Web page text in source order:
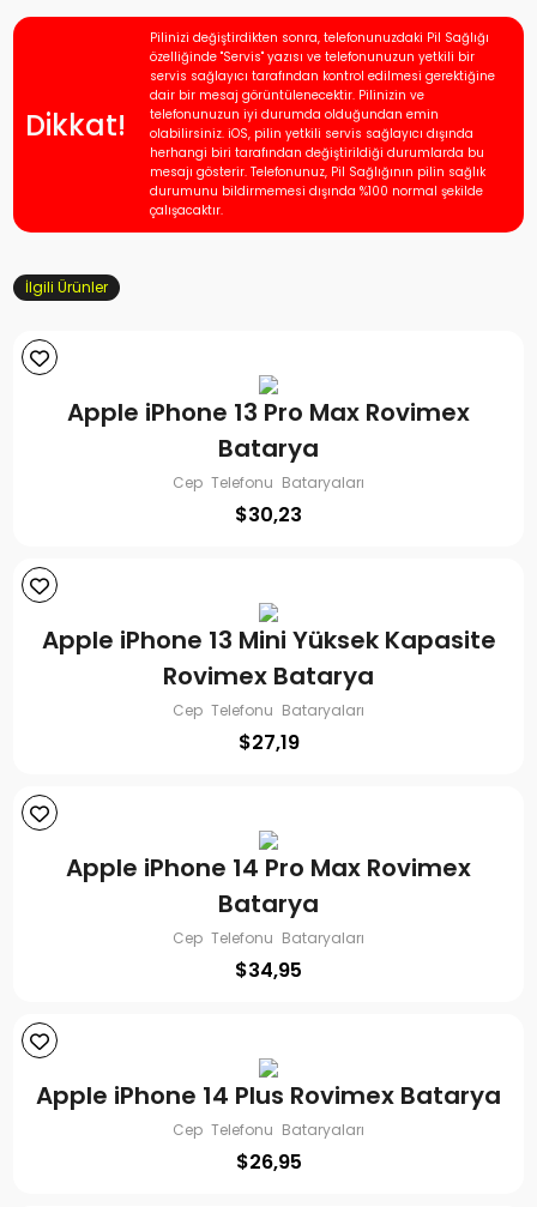
Dikkat!
Pilinizi değiştirdikten sonra, telefonunuzdaki Pil Sağlığı
özelliğinde "Servis" yazısı ve telefonunuzun yetkili bir
servis sağlayıcı tarafından kontrol edilmesi gerektiğine
dair bir mesaj görüntülenecektir. Pilinizin ve
telefonunuzun iyi durumda olduğundan emin
olabilirsiniz. iOS, pilin yetkili servis sağlayıcı dışında
herhangi biri tarafından değiştirildiği durumlarda bu
mesajı gösterir. Telefonunuz, Pil Sağlığının pilin sağlık
durumunu bildirmemesi dışında %100 normal şekilde
çalışacaktır.
İlgili Ürünler
Apple iPhone 13 Pro Max Rovimex
Batarya
Cep Telefonu Bataryaları
$30,23
Apple iPhone 13 Mini Yüksek Kapasite
Rovimex Batarya
Cep Telefonu Bataryaları
$27,19
Apple iPhone 14 Pro Max Rovimex
Batarya
Cep Telefonu Bataryaları
$34,95
Apple iPhone 14 Plus Rovimex Batarya
Cep Telefonu Bataryaları
$26,95